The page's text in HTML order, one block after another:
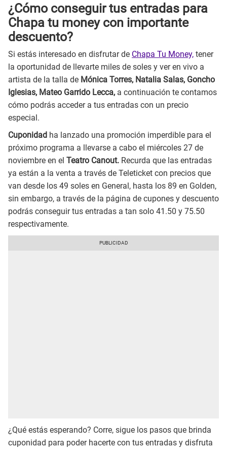
¿Cómo conseguir tus entradas para
Chapa tu money con importante
descuento?
Si estás interesado en disfrutar de Chapa Tu Money, tener
la oportunidad de llevarte miles de soles y ver en vivo a
artista de la talla de Mónica Torres, Natalia Salas, Goncho
Iglesias, Mateo Garrido Lecca, a continuación te contamos
cómo podrás acceder a tus entradas con un precio
especial.
Cuponidad ha lanzado una promoción imperdible para el
próximo programa a llevarse a cabo el miércoles 27 de
noviembre en el Teatro Canout. Recurda que las entradas
ya están a la venta a través de Teleticket con precios que
van desde los 49 soles en General, hasta los 89 en Golden,
sin embargo, a través de la página de cupones y descuento
podrás conseguir tus entradas a tan solo 41.50 y 75.50
respectivamente.
¿Qué estás esperando? Corre, sigue los pasos que brinda
cuponidad para poder hacerte con tus entradas y disfruta